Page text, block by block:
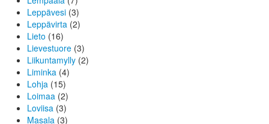
Leppävesi (3)
Leppävirta (2)
Lieto (16)
Lievestuore (3)
Liikuntamylly (2)
Liminka (4)
Lohja (15)
Loimaa (2)
Loviisa (3)
Masala (3)